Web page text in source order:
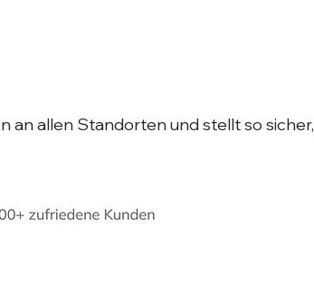
an allen Standorten und stellt so sicher,